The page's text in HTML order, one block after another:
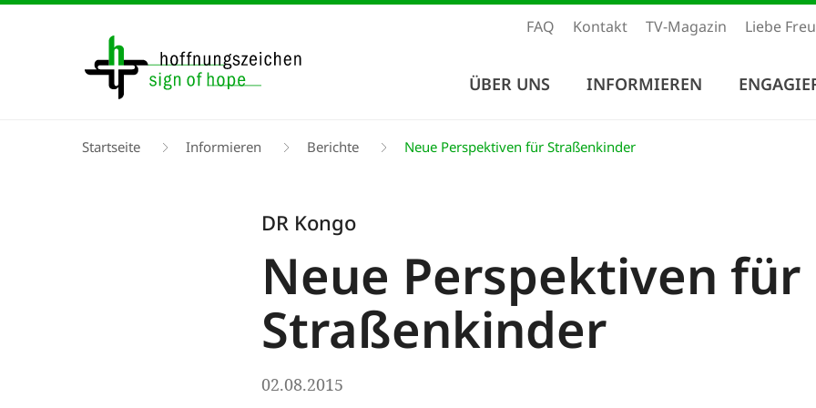
FAQ Kontakt TV-Magazin Liebe
ÜBER UNS INFORMIEREN
Pfadnavigation
Startseite Informieren Berichte Neue Perspektiven für Straßenkinder
DR Kongo
Neue Perspektiven für
Straßenkinder
02.08.2015